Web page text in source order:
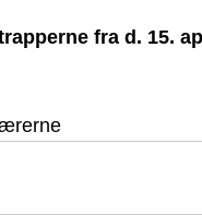
fra d. 15.